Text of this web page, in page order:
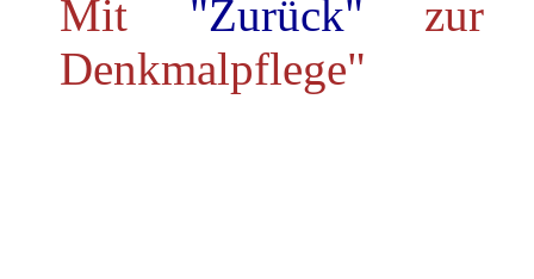
Mit "Zurück" zur
Denkmalpflege"